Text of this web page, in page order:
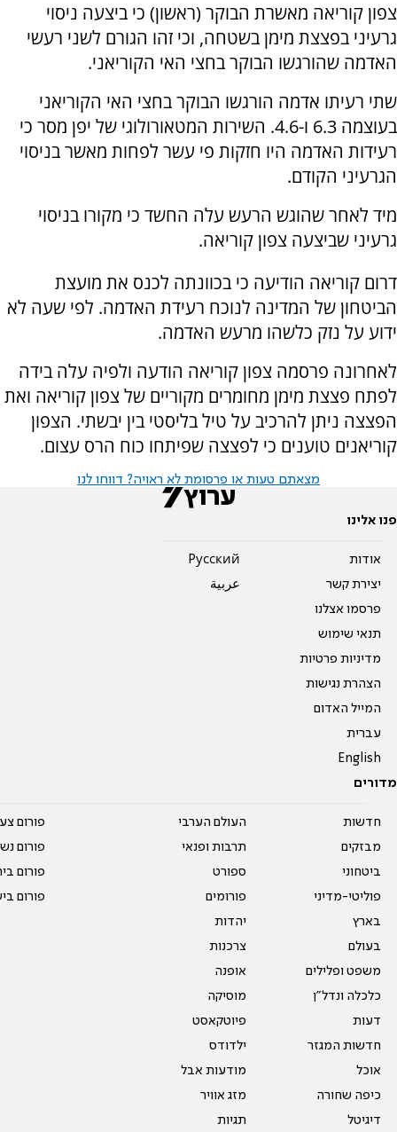
צפון קוריאה מאשרת הבוקר (ראשון) כי ביצעה ניסוי
גרעיני בפצצת מימן בשטחה, וכי זהו הגורם לשני רעשי
האדמה שהורגשו הבוקר בחצי האי הקוריאני.
שתי רעיתו אדמה הורגשו הבוקר בחצי האי הקוריאני
בעוצמה 6.3 ו-4.6. השירות המטאורולוגי של יפן מסר כי
רעידות האדמה היו חזקות פי עשר לפחות מאשר בניסוי
הגרעיני הקודם.
מיד לאחר שהוגש הרעש עלה החשד כי מקורו בניסוי
גרעיני שביצעה צפון קוריאה.
דרום קוריאה הודיעה כי בכוונתה לכנס את מועצת
הביטחון של המדינה לנוכח רעידת האדמה. לפי שעה לא
ידוע על נזק כלשהו מרעש האדמה.
לאחרונה פרסמה צפון קוריאה הודעה ולפיה עלה בידה
לפתח פצצת מימן מחומרים מקוריים של צפון קוריאה ואת
הפצצה ניתן להרכיב על טיל בליסטי בין יבשתי. הצפון
קוריאנים טוענים כי לפצצה שפיתחו כוח הרס עצום.
מצאתם טעות או פרסומת לא ראויה? דווחו לנו
פנו אלינו
אודות
יצירת קשר
פרסמו אצלנו
תנאי שימוש
מדיניות פרטיות
הצהרת נגישות
המייל האדום
עברית
English
Pусский
عربية
מדורים
חדשות
מבזקים
ביטחוני
פוליטי-מדיני
בארץ
בעולם
משפט ופלילים
כלכלה ונדל"ן
דעות
חדשות המגזר
אוכל
כיפה שחורה
דיגיטל
העולם הערבי
תרבות ופנאי
ספורט
פורומים
יהדות
צרכנות
אופנה
מוסיקה
פיוטקאסט
ילדודס
מודעות אבל
מזג אוויר
תגיות
פורום
פורום
פורום
פורום